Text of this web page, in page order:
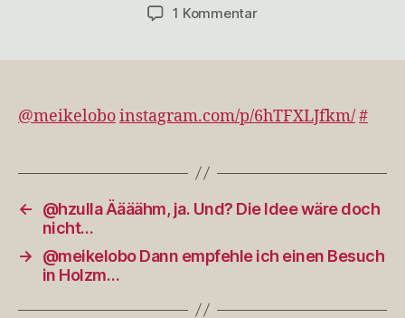
1 Kommentarzu
@meikeloboinstagram.com/p/6hTFXLJfkm/#
←
@hzulla Äääähm, ja. Und? Die Idee wäre doch
nicht…
→
@meikelobo Dann empfehle ich einen Besuch
in Holzm…